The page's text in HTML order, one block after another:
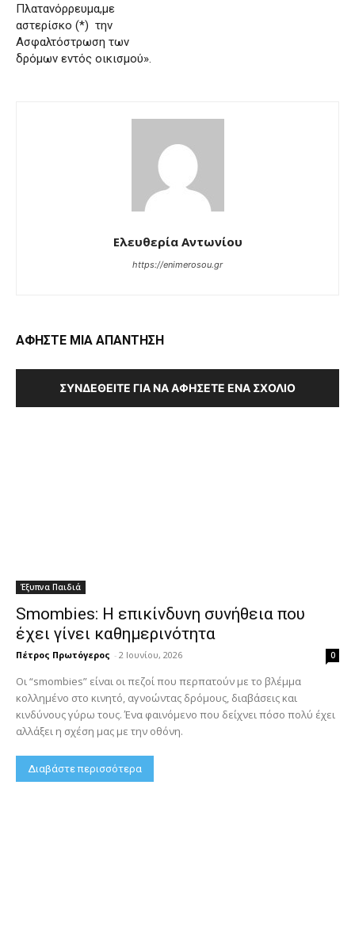
Πλατανόρρευμα,με
αστερίσκο (*) την
Ασφαλτόστρωση των
δρόμων εντός οικισμού».
Ελευθερία Αντωνίου
https://enimerosou.gr
ΑΦΗΣΤΕ ΜΙΑ ΑΠΑΝΤΗΣΗ
ΣΥΝΔΕΘΕΊΤΕ ΓΙΑ ΝΑ ΑΦΉΣΕΤΕ ΈΝΑ ΣΧΌΛΙΟ
Έξυπνα Παιδιά
Smombies: Η επικίνδυνη συνήθεια που
έχει γίνει καθημερινότητα
Πέτρος Πρωτόγερος - 2 Ιουνίου, 2026 0
Οι “smombies” είναι οι πεζοί που περπατούν με το βλέμμα
κολλημένο στο κινητό, αγνοώντας δρόμους, διαβάσεις και
κινδύνους γύρω τους. Ένα φαινόμενο που δείχνει πόσο πολύ έχει
αλλάξει η σχέση μας με την οθόνη.
Διαβάστε περισσότερα